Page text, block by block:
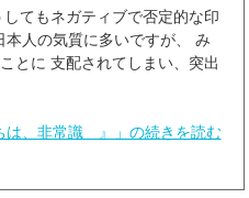
してもネガティブで否定的な印
人の気質に多いですが、 み
とに 支配されてしまい、突出
は、非常識 』」の続きを読む